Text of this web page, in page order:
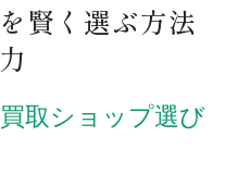
特別な買取体験
宝豊岡店の優位性
強みと活用法
近くでの体験談
賢く選ぶ方法
取ショップ選び